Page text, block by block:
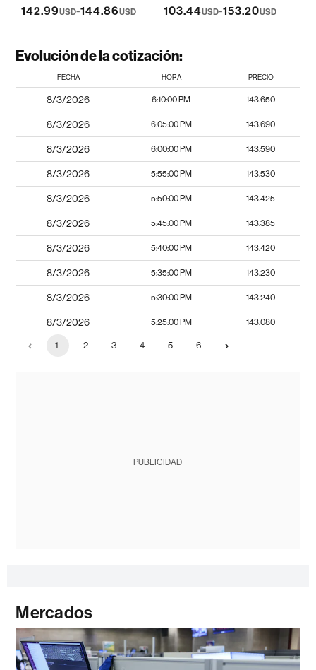
142.99USD-144.86USD 103.44USD-153.20USD
Evolución de la cotización:
FECHA HORA PRECIO
8/3/2026 6:10:00 PM 143.650
8/3/2026 6:05:00 PM 143.690
8/3/2026 6:00:00 PM 143.590
8/3/2026 5:55:00 PM 143.530
8/3/2026 5:50:00 PM 143.425
8/3/2026 5:45:00 PM 143.385
8/3/2026 5:40:00 PM 143.420
8/3/2026 5:35:00 PM 143.230
8/3/2026 5:30:00 PM 143.240
8/3/2026 5:25:00 PM 143.080
1 2 3 4 5 6
PUBLICIDAD
Mercados